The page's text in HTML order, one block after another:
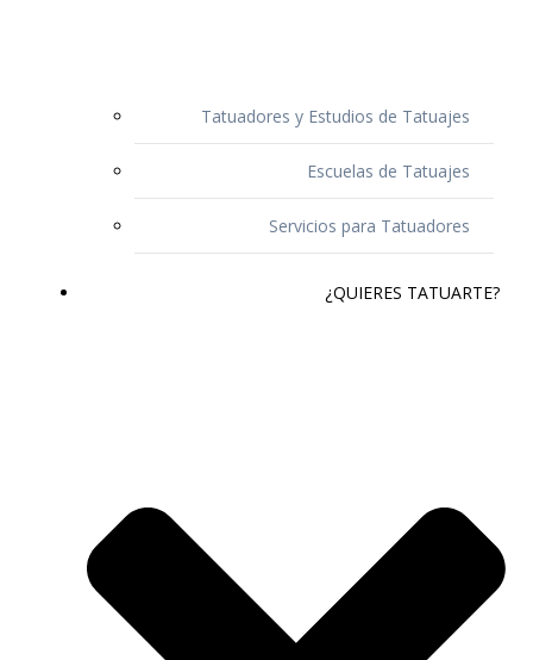
Tatuadores y Estudios de Tatuajes
Escuelas de Tatuajes
Servicios para Tatuadores
¿QUIERES TATUARTE?